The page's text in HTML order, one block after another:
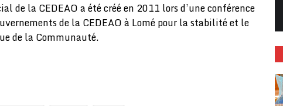
de la CEDEAO a été créé en 2011 lors d’une conférence
de la CEDEAO à Lomé pour la stabilité et le
de la Communauté.